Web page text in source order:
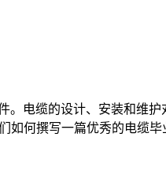
。电缆的设计、安装和维
何撰写一篇优秀的电缆毕